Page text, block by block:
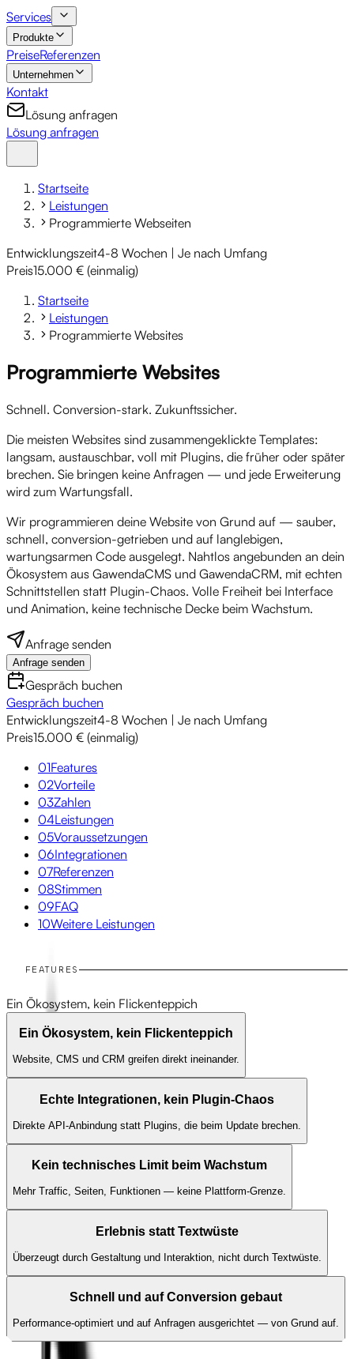
Services
Produkte
PreiseReferenzen
Unternehmen
Kontakt
Lösung anfragen
Lösung anfragen
Startseite
Leistungen
Programmierte Webseiten
Entwicklungszeit4-8 Wochen | Je nach Umfang
Preis15.000 € (einmalig)
Startseite
Leistungen
Programmierte Websites
Programmierte Websites
Schnell. Conversion-stark. Zukunftssicher.
Die meisten Websites sind zusammengeklickte Templates:
langsam, austauschbar, voll mit Plugins, die früher oder später
brechen. Sie bringen keine Anfragen — und jede Erweiterung
wird zum Wartungsfall.
Wir programmieren deine Website von Grund auf — sauber,
schnell, conversion-getrieben und auf langlebigen,
wartungsarmen Code ausgelegt. Nahtlos angebunden an dein
Ökosystem aus GawendaCMS und GawendaCRM, mit echten
Schnittstellen statt Plugin-Chaos. Volle Freiheit bei Interface
und Animation, keine technische Decke beim Wachstum.
Anfrage senden
Anfrage senden
Gespräch buchen
Gespräch buchen
Entwicklungszeit4-8 Wochen | Je nach Umfang
Preis15.000 € (einmalig)
01Features
02Vorteile
03Zahlen
04Leistungen
05Voraussetzungen
06Integrationen
07Referenzen
08Stimmen
09FAQ
10Weitere Leistungen
FEATURES
Ein Ökosystem, kein Flickenteppich
Ein Ökosystem, kein Flickenteppich
Website, CMS und CRM greifen direkt ineinander.
Echte Integrationen, kein Plugin-Chaos
Direkte API-Anbindung statt Plugins, die beim Update brechen.
Kein technisches Limit beim Wachstum
Mehr Traffic, Seiten, Funktionen — keine Plattform-Grenze.
Erlebnis statt Textwüste
Überzeugt durch Gestaltung und Interaktion, nicht durch Textwüste.
Schnell und auf Conversion gebaut
Performance-optimiert und auf Anfragen ausgerichtet — von Grund auf.